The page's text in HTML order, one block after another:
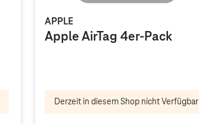
APPLE
Apple AirTag 4er-Pack
Derzeit in diesem Shop nicht Verfügbar